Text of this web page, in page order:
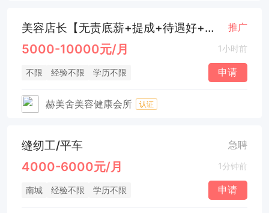
美容店长【无责底薪+提成+待遇好+上班轻松】 推广
5000-10000元/月 1小时前
不限 经验不限 学历不限 申请
赫美舍美容健康会所 认证
缝纫工/平车 急聘
4000-6000元/月 1分钟前
南城 经验不限 学历不限 申请